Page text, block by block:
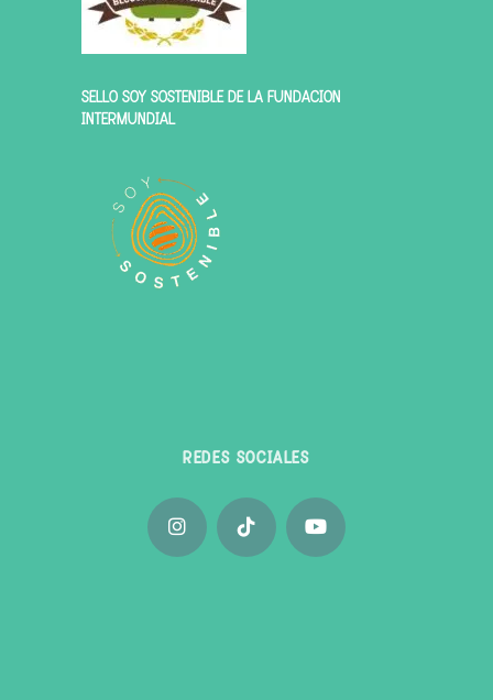
SELLO SOY SOSTENIBLE DE LA FUNDACIÓN
INTERMUNDIAL
REDES SOCIALES